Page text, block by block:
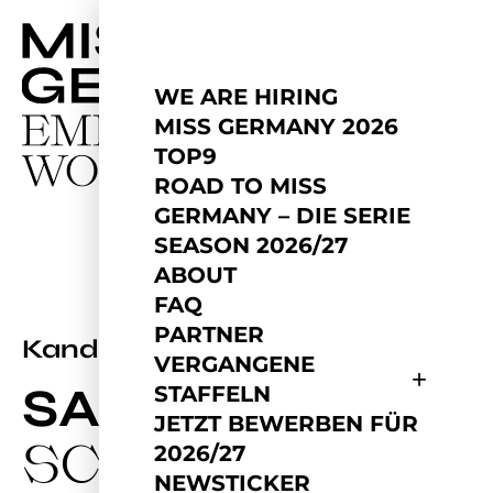
WE ARE HIRING
MISS GERMANY 2026
TOP9
ROAD TO MISS
GERMANY – DIE SERIE
SEASON 2026/27
ABOUT
FAQ
PARTNER
VERGANGENE
STAFFELN
JETZT BEWERBEN FÜR
2026/27
NEWSTICKER
Kandidatin2026
SASKIA
SCHLEMMER